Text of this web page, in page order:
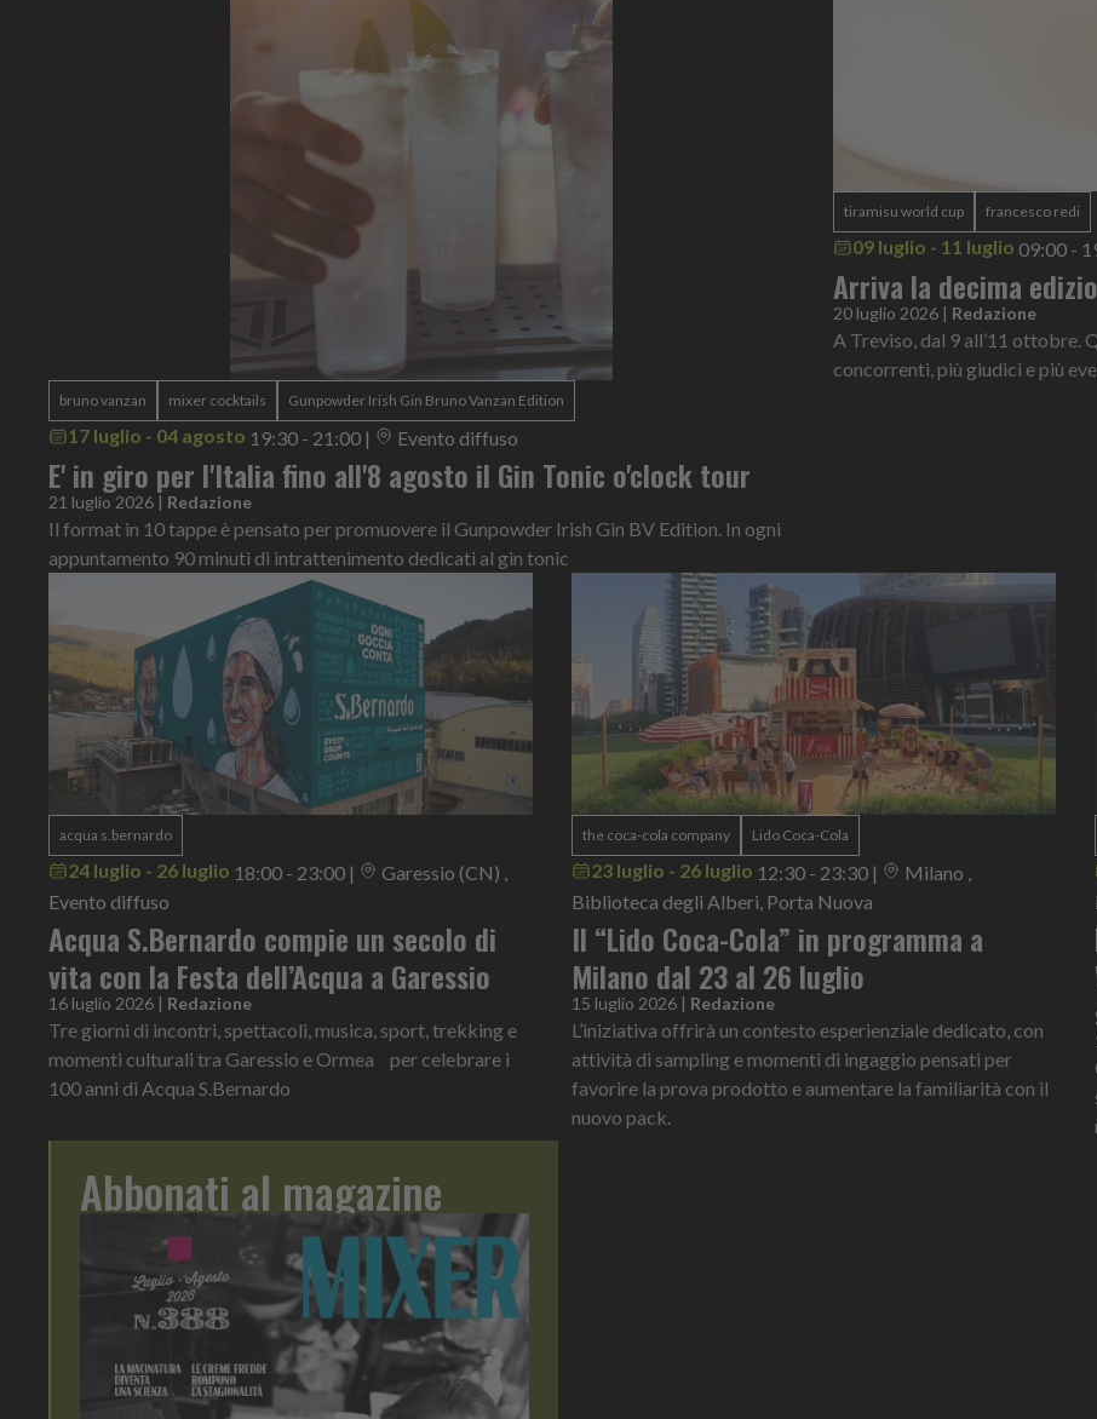
bruno vanzan mixer cocktails Gunpowder Irish Gin Bruno Vanzan Edition
17 luglio - 04 agosto 19:30 - 21:00 | Evento diffuso
E' in giro per l'Italia fino all'8 agosto il Gin Tonic o'clock tour
21 luglio 2026 | Redazione
Il format in 10 tappe è pensato per promuovere il Gunpowder Irish Gin BV Edition. In ogni
appuntamento 90 minuti di intrattenimento dedicati al gin tonic
tiramisu world cup francesco redi
09 luglio - 11 luglio 09:00 -
Arriva la decima
20 luglio 2026 | Redazione
A Treviso, dal 9 all’11 ottobre.
concorrenti, più giudici e più
acqua s.bernardo
24 luglio - 26 luglio 18:00 - 23:00 |
Garessio (CN) ,
Evento diffuso
Acqua S.Bernardo compie un secolo di
vita con la Festa dell’Acqua a Garessio
16 luglio 2026 | Redazione
Tre giorni di incontri, spettacoli, musica, sport, trekking e
momenti culturali tra Garessio e Ormea per celebrare i
100 anni di Acqua S.Bernardo
the coca-cola company Lido Coca-Cola
23 luglio - 26 luglio 12:30 - 23:30 |
Milano ,
Biblioteca degli Alberi, Porta Nuova
Il “Lido Coca-Cola” in programma a
Milano dal 23 al 26 luglio
15 luglio 2026 | Redazione
L’iniziativa offrirà un contesto esperienziale dedicato, con
attività di sampling e momenti di ingaggio pensati per
favorire la prova prodotto e aumentare la familiarità con il
nuovo pack.
Abbonati al magazine